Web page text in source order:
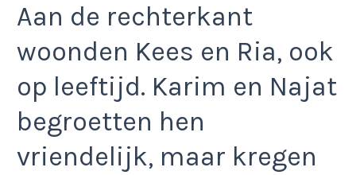
Aan de rechterkant
woonden Kees en Ria, ook
op leeftijd. Karim en Najat
begroetten hen
vriendelijk, maar kregen